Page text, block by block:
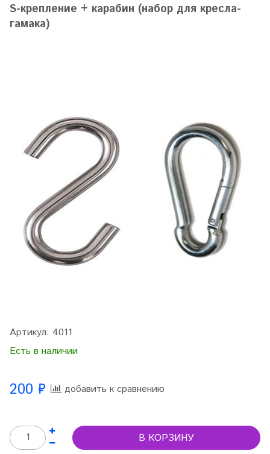
S-крепление + карабин (набор для кресла-
гамака)
Артикул: 4011
Есть в наличии
200 ₽ добавить к сравнению
В КОРЗИНУ